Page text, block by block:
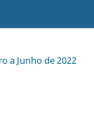
a Junho de 2022